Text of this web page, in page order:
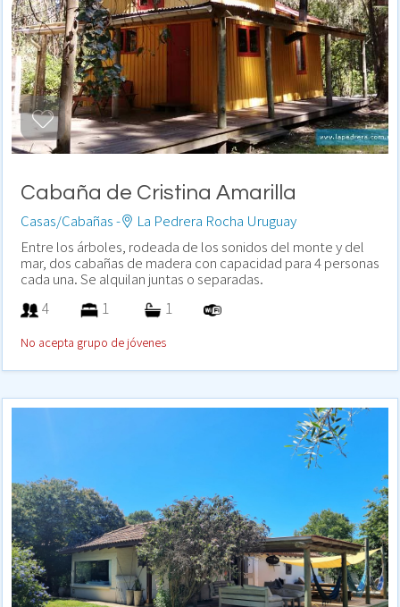
Cabaña de Cristina Amarilla
Casas/Cabañas -
La Pedrera Rocha Uruguay
Entre los árboles, rodeada de los sonidos del monte y del
mar, dos cabañas de madera con capacidad para 4 personas
cada una. Se alquilan juntas o separadas.
4 1 1
No acepta grupo de jóvenes